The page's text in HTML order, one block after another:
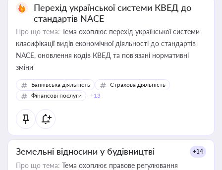
Перехід української системи КВЕД до
стандартів NACE
Про що тема: Тема охоплює перехід української системи
класифікації видів економічної діяльності до стандартів
NACE, оновлення кодів КВЕД та пов'язані нормативні
зміни
Банківська діяльність
Страхова діяльність
Фінансові послуги
+13
Земельні відносини у будівництві +14
Про що тема: Тема охоплює правове регулювання